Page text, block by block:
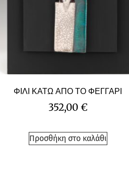
ΦΙΛΙ ΚΑΤΩ ΑΠΟ ΤΟ ΦΕΓΓΑΡΙ
352,00 €
Προσθήκη στο καλάθι